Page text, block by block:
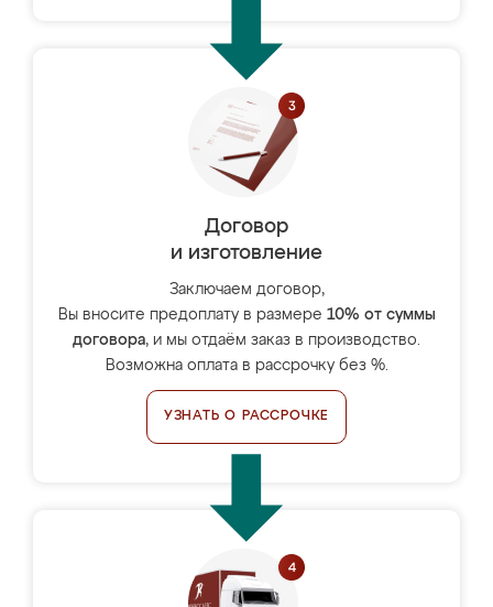
Договор
и изготовление
Заключаем договор,
Вы вносите предоплату в размере 10% от суммы
договора, и мы отдаём заказ в производство.
Возможна оплата в рассрочку без %.
УЗНАТЬ О РАССРОЧКЕ